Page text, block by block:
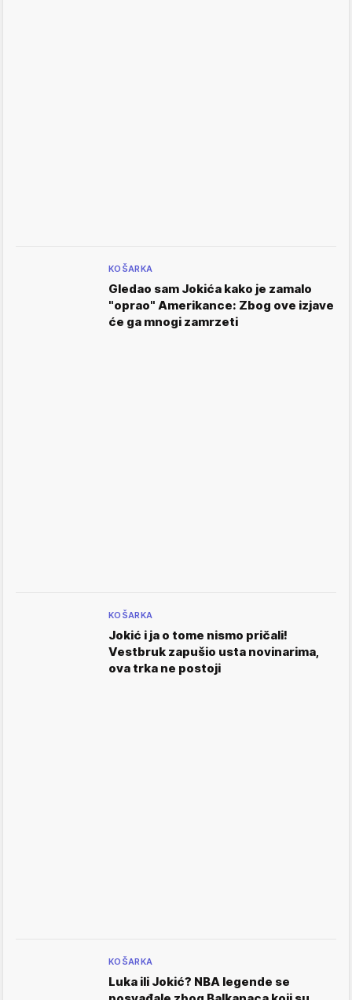
KOŠARKA
Gledao sam Jokića kako je zamalo
"oprao" Amerikance: Zbog ove izjave
će ga mnogi zamrzeti
KOŠARKA
Jokić i ja o tome nismo pričali!
Vestbruk zapušio usta novinarima,
ova trka ne postoji
KOŠARKA
Luka ili Jokić? NBA legende se